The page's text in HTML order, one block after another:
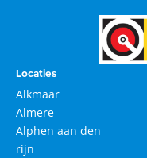
Locaties
Alkmaar
Almere
Alphen aan den
rijn